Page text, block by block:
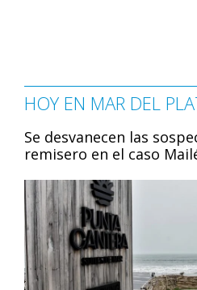
HOY EN MAR DEL
Se desvanecen las
remisero en el caso